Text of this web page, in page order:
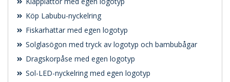
Köp Labubu-nyckelring
Fiskarhattar med egen logotyp
Solglasögon med tryck av logotyp och bambubågar
Dragskorpåse med egen logotyp
Sol-LED-nyckelring med egen logotyp